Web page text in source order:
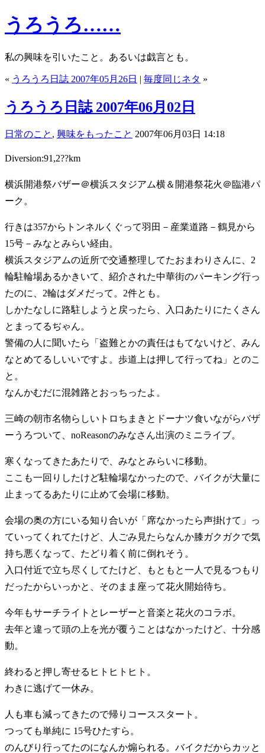
うろうろ……
私の興味を引いたこと。あるいは戯言とも。
« うろうろ日誌 2007年05月26日 | 毎度同じネタ »
うろうろ日誌 2007年06月02日
日常のこと , 興味をもったこと 2007年06月03日 14:18
Diversion:91,2??km
横浜開港祭バザー＠横浜スタジアム横＆開港祭花火＠臨港パ
ーク。
行きは357からトンネルくぐって羽田－産業道路－鶴見から
15号－みなとみらい経由。
横浜スタジアムの近所で交通整理してたおまわりさんに、2
輪駐輪場あるかきいて、紹介された中華街のパーキング行っ
たのに、2輪はダメだって。2件とも。
しかたなしに路駐しようと戻ったら、入口あたりにたくさん
とまってるぢゃん。
警備の人に聞いたら「盗難とかの責任はもてないけど、みん
なとめてるしいいですよ。歩道上は押して行ってね」とのこ
と。
なんかむだに混雑路とおっちったよ。
三崎の朝市名物らしいトロちまきとドーナツ食いながらバザ
ーうろついて、noReasonのみなさん出演のミニライブ。
寒くなってきたあたりで、みなとみらいに移動。
ここも一回りしたけど駐輪場なかったので、バイクが大量に
止まってるあたりに止めて会場に移動。
会場の奥の方にいる知り合いが「席なかったら声掛けて」っ
ていってくれてたけど、人ごみ見たらなんか膝ガクガクで気
持ち悪くなって、たどり着く前に倒れそう。
入口付近で立ち尽くしてたけど、もともと一人で見るつもり
だったからいっかと、そのまま座って花火開始待ち。
今年もサーチライトとレーザーと音楽と花火のコラボ。
去年と違って頭の上を光が覆うことはなかったけど、十分感
動。
終わると押し寄せるヒトヒトヒト。
わきに逃げて一休み。
人も車も減ってきたので帰りコーススタート。
つっても単純に 15号ひたすら。
のんびり行ってたのになんか煽られる。バイクだからカッと